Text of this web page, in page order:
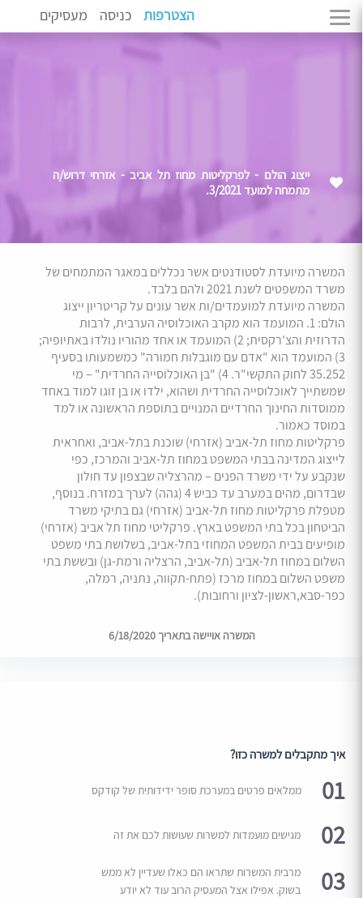
הצטרפות כניסה מעסיקים
ייצוג הולם - לפרקליטות מחוז תל אביב - אזרחי דרוש/ה
מתמחה למועד 3/2021.
המשרה מיועדת לסטודנטים אשר נכללים במאגר המתמחים של
משרד המשפטים לשנת 2021 ולהם בלבד.
המשרה מיועדת למועמדים/ות אשר עונים על קריטריון ייצוג
הולם: 1. המועמד הוא מקרב האוכלוסיה הערבית, לרבות
הדרוזית והצ'רקסית; 2) המועמד או אחד מהוריו נולדו באתיופיה;
3) המועמד הוא "אדם עם מוגבלות חמורה" כמשמעותו בסעיף
35.252 לחוק התקשי"ר. 4) "בן האוכלוסייה החרדית" – מי
שמשתייך לאוכלוסייה החרדית ושהוא, ילדו או בן זוגו למוד באחד
ממוסדות החינוך החרדיים המנויים בתוספת הראשונה או למד
במוסד כאמור.
פרקליטות מחוז תל-אביב (אזרחי) שוכנת בתל-אביב, ואחראית
לייצוג המדינה בבתי המשפט במחוז תל-אביב והמרכז, כפי
שנקבע על ידי משרד הפנים – מהרצליה שבצפון עד חולון
שבדרום, מהים במערב עד כביש 4 (גהה) לערך במזרח. בנוסף,
מטפלת פרקליטות מחוז תל-אביב (אזרחי) גם בתיקי משרד
הביטחון בכל בתי המשפט בארץ. פרקליטי מחוז תל אביב (אזרחי)
מופיעים בבית המשפט המחוזי בתל-אביב, בשלושת בתי משפט
השלום במחוז תל-אביב (תל-אביב, הרצליה ורמת-גן) ובששת בתי
משפט השלום במחוז מרכז (פתח-תקווה, נתניה, רמלה,
כפר-סבא,ראשון-לציון ורחובות).
המשרה אויישה בתאריך 6/18/2020
איך מתקבלים למשרה כזו?
01 ממלאים פרטים במערכת סופר ידידותית של קודקס
02 מגישים מועמדות למשרות שעושות לכם את זה
03
מרבית המשרות שתראו הם כאלו שעדיין לא ממש
בשוק. אפילו אצל המעסיק הרוב עוד לא יודע